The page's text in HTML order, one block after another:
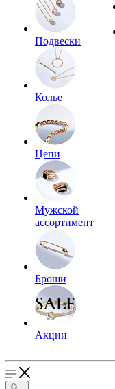
Подвески
Колье
Цепи
Мужской
ассортимент
Броши
Акции